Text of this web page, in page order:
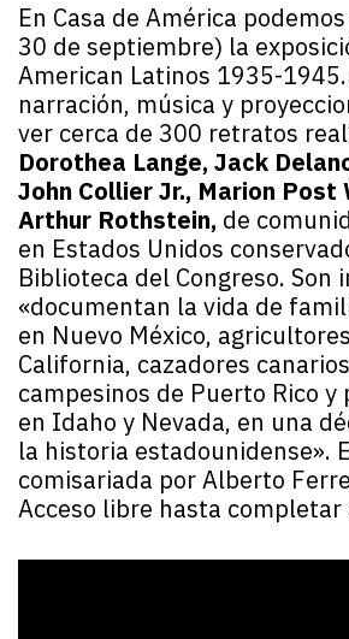
En Casa de América
30 de septiembre) la
American Latinos 1935-
narración, música y
ver cerca de 300 retratos
Dorothea Lange, Jack
John Collier Jr., Marion
Arthur Rothstein, de
en Estados Unidos
Biblioteca del Congreso. Son
«documentan la vida de
en Nuevo México,
California, cazadores
campesinos de Puerto Rico y
en Idaho y Nevada, en una
la historia estadounidense».
comisariada por Alberto
Acceso libre hasta completar